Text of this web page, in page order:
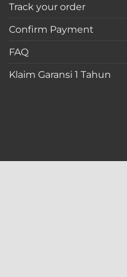
Track your order
Confirm Payment
FAQ
Klaim Garansi 1 Tahun